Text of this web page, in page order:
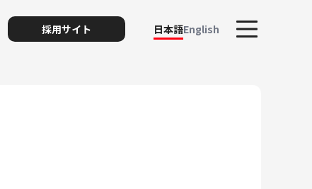
採用サイト 日本語English